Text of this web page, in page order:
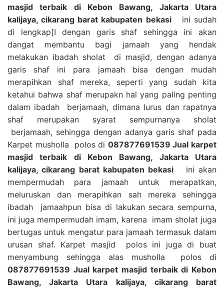
masjid terbaik di Kebon Bawang, Jakarta Utara
kalijaya, cikarang barat kabupaten bekasiini sudah
di lengkap[I dengan garis shaf sehingga ini akan
dangat membantu bagi jamaah yang hendak
melakukan ibadah sholat di masjid, dengan adanya
garis shaf ini para jamaah bisa dengan mudah
merapihkan shaf mereka, seperti yang sudah kita
ketahui bahwa shaf merupakn hal yang paling penting
dalam ibadah berjamaah, dimana lurus dan rapatnya
shaf merupakan syarat sempurnanya sholat
berjamaah, sehingga dengan adanya garis shaf pada
Karpet musholla polos di 087877691539 Jual karpet
masjid terbaik di Kebon Bawang, Jakarta Utara
kalijaya, cikarang barat kabupaten bekasi ini akan
mempermudah para jamaah untuk merapatkan,
meluruskan dan merapihkan sah mereka sehingga
ibadah jamaahpun bisa di lakukan secara sempurna,
ini juga mempermudah imam, karena imam sholat juga
bertugas untuk mengatur para jamaah termasuk dalam
urusan shaf. Karpet masjid polos ini juga di buat
menyambung sehingga alas musholla polos di
087877691539 Jual karpet masjid terbaik di Kebon
Bawang, Jakarta Utara kalijaya, cikarang barat